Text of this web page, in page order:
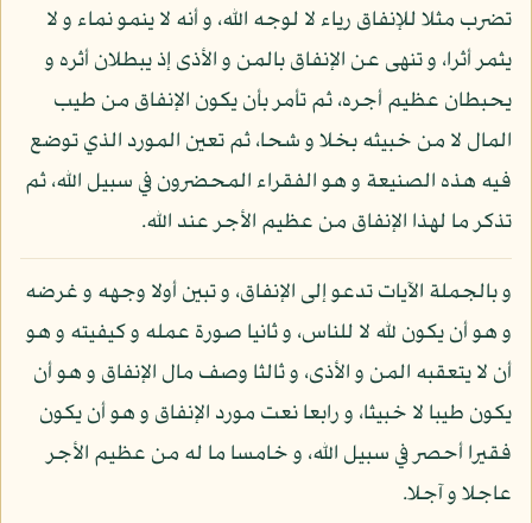
تضرب مثلا للإنفاق رياء لا لوجه الله، و أنه لا ينمو نماء و لا
يثمر أثرا، و تنهى عن الإنفاق بالمن و الأذى إذ يبطلان أثره و
يحبطان عظيم أجره، ثم تأمر بأن يكون الإنفاق من طيب
المال لا من خبيثه بخلا و شحا، ثم تعين المورد الذي توضع
فيه هذه الصنيعة و هو الفقراء المحضرون في سبيل الله، ثم
تذكر ما لهذا الإنفاق من عظيم الأجر عند الله.
و بالجملة الآيات تدعو إلى الإنفاق، و تبين أولا وجهه و غرضه
و هو أن يكون لله لا للناس، و ثانيا صورة عمله و كيفيته و هو
أن لا يتعقبه المن و الأذى، و ثالثا وصف مال الإنفاق و هو أن
يكون طيبا لا خبيثا، و رابعا نعت مورد الإنفاق و هو أن يكون
فقيرا أحصر في سبيل الله، و خامسا ما له من عظيم الأجر
عاجلا و آجلا.